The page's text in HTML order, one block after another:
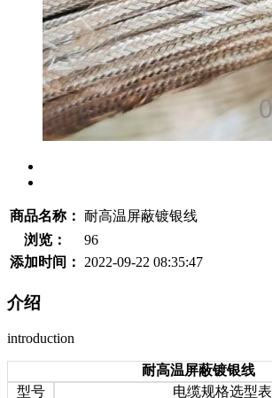
商品名称： 耐高温屏蔽镀银线
浏览：
96
添加时间：
2022-09-22 08:35:47
介绍
introduction
耐高温屏蔽镀银线
型号
电缆规格选型表